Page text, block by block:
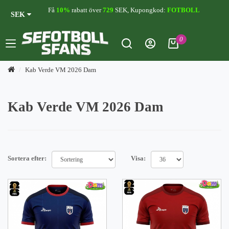
SEK
Få 10% rabatt över729 SEK, Kupongkod: FOTBOLL
0
Kab Verde VM 2026 Dam
Kab Verde VM 2026 Dam
Sortera efter: Visa: